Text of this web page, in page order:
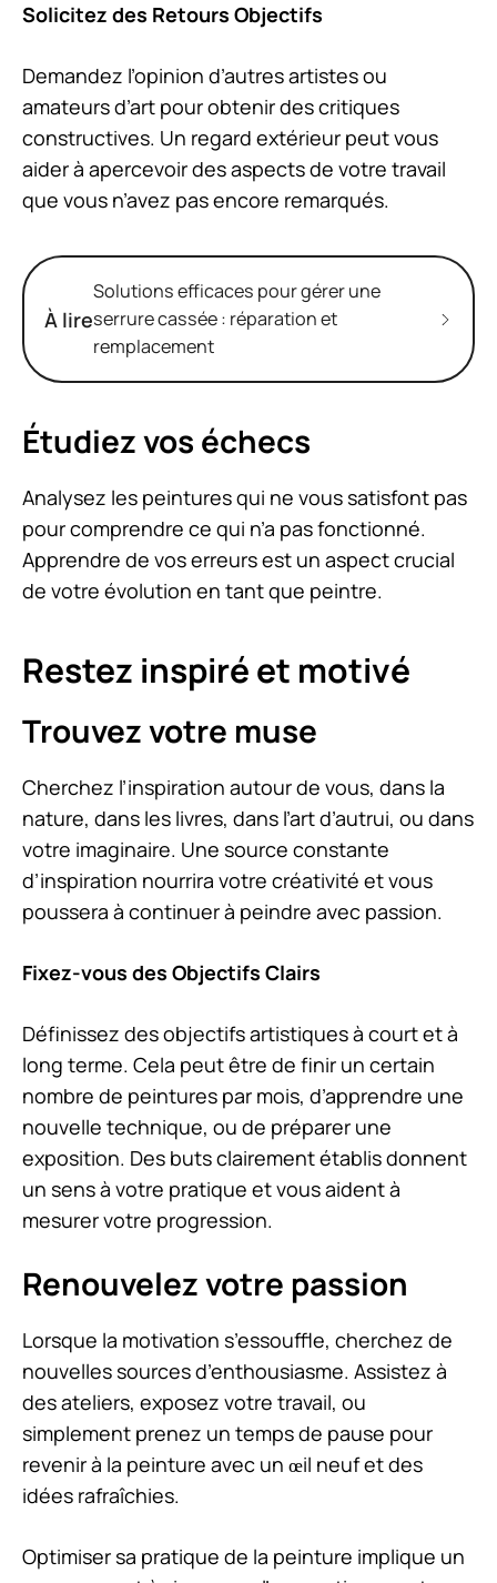
Solicitez des Retours Objectifs
Demandez l’opinion d’autres artistes ou
amateurs d’art pour obtenir des critiques
constructives. Un regard extérieur peut vous
aider à apercevoir des aspects de votre travail
que vous n’avez pas encore remarqués.
À lire
Solutions efficaces pour gérer une
serrure cassée : réparation et
remplacement
Étudiez vos échecs
Analysez les peintures qui ne vous satisfont pas
pour comprendre ce qui n’a pas fonctionné.
Apprendre de vos erreurs est un aspect crucial
de votre évolution en tant que peintre.
Restez inspiré et motivé
Trouvez votre muse
Cherchez l’inspiration autour de vous, dans la
nature, dans les livres, dans l’art d’autrui, ou dans
votre imaginaire. Une source constante
d’inspiration nourrira votre créativité et vous
poussera à continuer à peindre avec passion.
Fixez-vous des Objectifs Clairs
Définissez des objectifs artistiques à court et à
long terme. Cela peut être de finir un certain
nombre de peintures par mois, d’apprendre une
nouvelle technique, ou de préparer une
exposition. Des buts clairement établis donnent
un sens à votre pratique et vous aident à
mesurer votre progression.
Renouvelez votre passion
Lorsque la motivation s’essouffle, cherchez de
nouvelles sources d’enthousiasme. Assistez à
des ateliers, exposez votre travail, ou
simplement prenez un temps de pause pour
revenir à la peinture avec un œil neuf et des
idées rafraîchies.
Optimiser sa pratique de la peinture implique un